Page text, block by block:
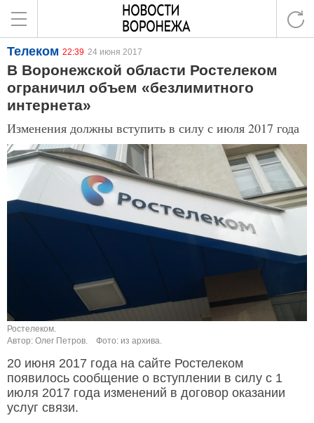
Телеком 22:39 24 июня 2017
В Воронежской области Ростелеком
ограничил объем «безлимитного
интернета»
Изменения должны вступить в силу с июля 2017 года
Ростелеком.
Автор: Олег Петров.
Фото: из архива.
20 июня 2017 года на сайте Ростелеком
появилось сообщение о вступлении в силу с 1
июля 2017 года изменений в договор оказании
услуг связи.